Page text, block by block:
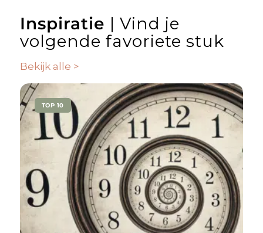
Inspiratie | Vind je
volgende favoriete stuk
Bekijk alle >
TOP 10